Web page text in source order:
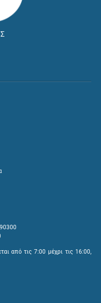
από τις 7:00 μέχρι τις 16:00,